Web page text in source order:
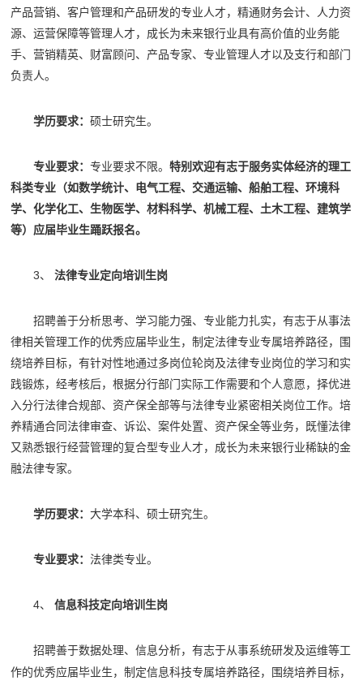
产品营销、客户管理和产品研发的专业人才，精通财务会计、人力资
源、运营保障等管理人才，成长为未来银行业具有高价值的业务能
手、营销精英、财富顾问、产品专家、专业管理人才以及支行和部门
负责人。
学历要求：硕士研究生。
专业要求：专业要求不限。特别欢迎有志于服务实体经济的理工
科类专业（如数学统计、电气工程、交通运输、船舶工程、环境科
学、化学化工、生物医学、材料科学、机械工程、土木工程、建筑学
等）应届毕业生踊跃报名。
3、法律专业定向培训生岗
招聘善于分析思考、学习能力强、专业能力扎实，有志于从事法
律相关管理工作的优秀应届毕业生，制定法律专业专属培养路径，围
绕培养目标，有针对性地通过多岗位轮岗及法律专业岗位的学习和实
践锻炼，经考核后，根据分行部门实际工作需要和个人意愿，择优进
入分行法律合规部、资产保全部等与法律专业紧密相关岗位工作。培
养精通合同法律审查、诉讼、案件处置、资产保全等业务，既懂法律
又熟悉银行经营管理的复合型专业人才，成长为未来银行业稀缺的金
融法律专家。
学历要求：大学本科、硕士研究生。
专业要求： 法律类专业。
4、信息科技定向培训生岗
招聘善于数据处理、信息分析，有志于从事系统研发及运维等工
作的优秀应届毕业生，制定信息科技专属培养路径，围绕培养目标，